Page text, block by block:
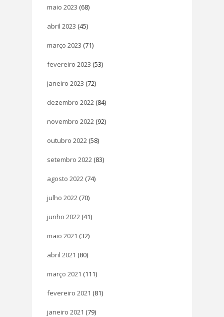
maio 2023 (68)
abril 2023 (45)
março 2023 (71)
fevereiro 2023 (53)
janeiro 2023 (72)
dezembro 2022 (84)
novembro 2022 (92)
outubro 2022 (58)
setembro 2022 (83)
agosto 2022 (74)
julho 2022 (70)
junho 2022 (41)
maio 2021 (32)
abril 2021 (80)
março 2021 (111)
fevereiro 2021 (81)
janeiro 2021 (79)